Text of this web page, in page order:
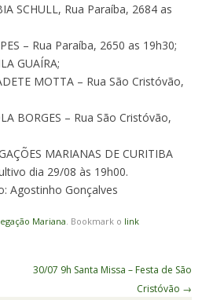
SCHULL, Rua Paraíba, 2684 as
– Rua Paraíba, 2650 as 19h30;
GUAÍRA;
MOTTA – Rua São Cristóvão,
BORGES – Rua São Cristóvão,
MARIANAS DE CURITIBA
dia 29/08 às 19h00.
Agostinho Gonçalves
Mariana . Bookmark o link
30/07 9h Santa Missa – Festa de São
Cristóvão →